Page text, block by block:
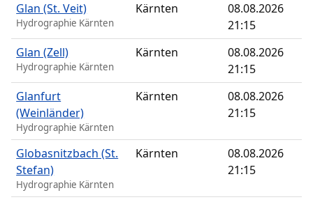
Glan (St. Veit)
Hydrographie Kärnten
Kärnten
08.08.2026
21:15
Glan (Zell)
Hydrographie Kärnten
Kärnten
08.08.2026
21:15
Glanfurt
(Weinländer)
Hydrographie Kärnten
Kärnten
08.08.2026
21:15
Globasnitzbach (St.
Stefan)
Hydrographie Kärnten
Kärnten
08.08.2026
21:15